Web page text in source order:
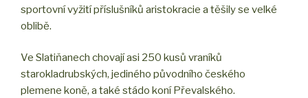
sportovní vyžití příslušníků aristokracie a těšily se velké
oblibě.
Ve Slatiňanech chovají asi 250 kusů vraníků
starokladrubských, jediného původního českého
plemene koně, a také stádo koní Převalského.